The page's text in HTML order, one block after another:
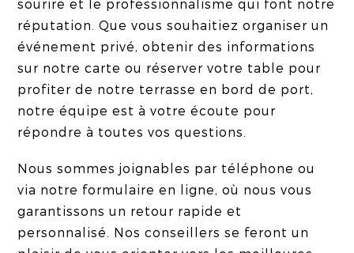
sourire et le professionnalisme qui font notre
réputation. Que vous souhaitiez organiser un
événement privé, obtenir des informations
sur notre carte ou réserver votre table pour
profiter de notre terrasse en bord de port,
notre équipe est à votre écoute pour
répondre à toutes vos questions.
Nous sommes joignables par téléphone ou
via notre formulaire en ligne, où nous vous
garantissons un retour rapide et
personnalisé. Nos conseillers se feront un